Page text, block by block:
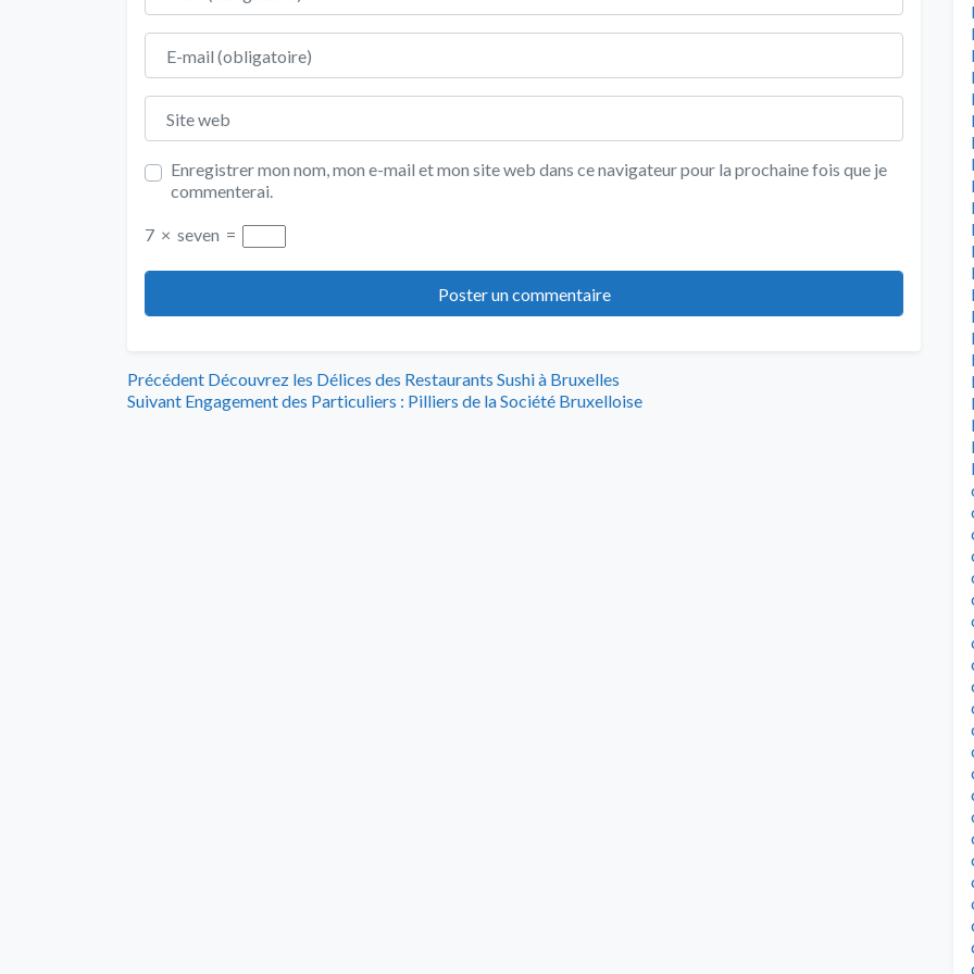
E-mail
Site web
Enregistrer mon nom, mon e-mail et mon site web dans ce navigateur pour la prochaine fois que je
commenterai.
7 × seven =
Navigation
Précédent Article
précédent
Découvrez les Délices des Restaurants Sushi à Bruxelles
Suivant Article
Engagement des Particuliers : Pilliers de la Société Bruxelloise